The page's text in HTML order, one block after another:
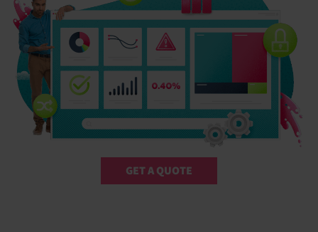
GET A QUOTE